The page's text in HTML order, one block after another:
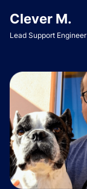
Clever M.
Lead Support Engineer